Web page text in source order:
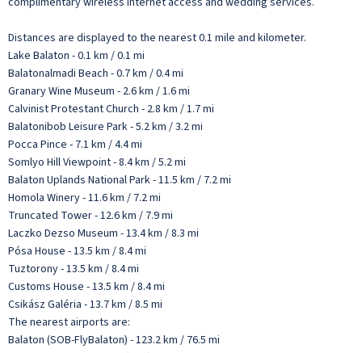
Distances are displayed to the nearest 0.1 mile and kilometer.
Lake Balaton - 0.1 km / 0.1 mi
Balatonalmadi Beach - 0.7 km / 0.4 mi
Granary Wine Museum - 2.6 km / 1.6 mi
Calvinist Protestant Church - 2.8 km / 1.7 mi
Balatonibob Leisure Park - 5.2 km / 3.2 mi
Pocca Pince - 7.1 km / 4.4 mi
Somlyo Hill Viewpoint - 8.4 km / 5.2 mi
Balaton Uplands National Park - 11.5 km / 7.2 mi
Homola Winery - 11.6 km / 7.2 mi
Truncated Tower - 12.6 km / 7.9 mi
Laczko Dezso Museum - 13.4 km / 8.3 mi
Pósa House - 13.5 km / 8.4 mi
Tuztorony - 13.5 km / 8.4 mi
Customs House - 13.5 km / 8.4 mi
Csikász Galéria - 13.7 km / 8.5 mi
The nearest airports are:
Balaton (SOB-FlyBalaton) - 123.2 km / 76.5 mi